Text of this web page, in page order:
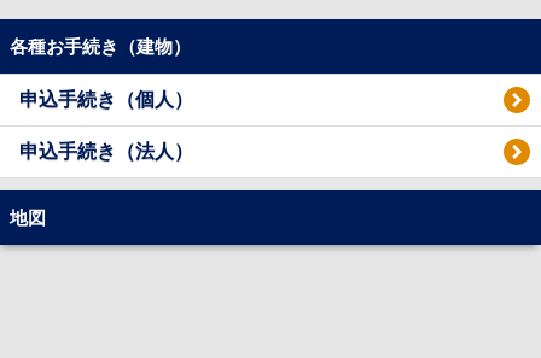
各種お手続き（建物）
申込手続き（個人）
申込手続き（法人）
地図